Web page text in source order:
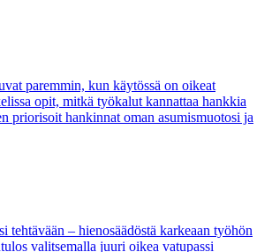
paremmin, kun käytössä on oikeat
opit, mitkä työkalut kannattaa hankkia
priorisoit hankinnat oman asumismuotosi ja
tehtävään – hienosäädöstä karkeaan työhön
valitsemalla juuri oikea vatupassi